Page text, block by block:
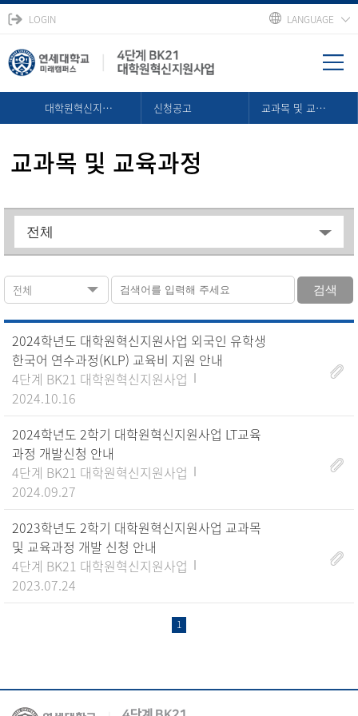
LOGIN LANGUAGE
대학원혁신지원사업 신청공고 교과목 및 교육과정
교과목 및 교육과정
전체 검색
2024학년도 대학원혁신지원사업 외국인 유학생
한국어 연수과정(KLP) 교육비 지원 안내
4단계 BK21 대학원혁신지원사업
2024.10.16
2024학년도 2학기 대학원혁신지원사업 LT교육
과정 개발신청 안내
4단계 BK21 대학원혁신지원사업
2024.09.27
2023학년도 2학기 대학원혁신지원사업 교과목
및 교육과정 개발 신청 안내
4단계 BK21 대학원혁신지원사업
2023.07.24
1